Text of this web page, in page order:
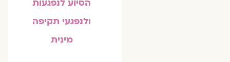
הסיוע לנפגעות
ולנפגעי תקיפה
מינית